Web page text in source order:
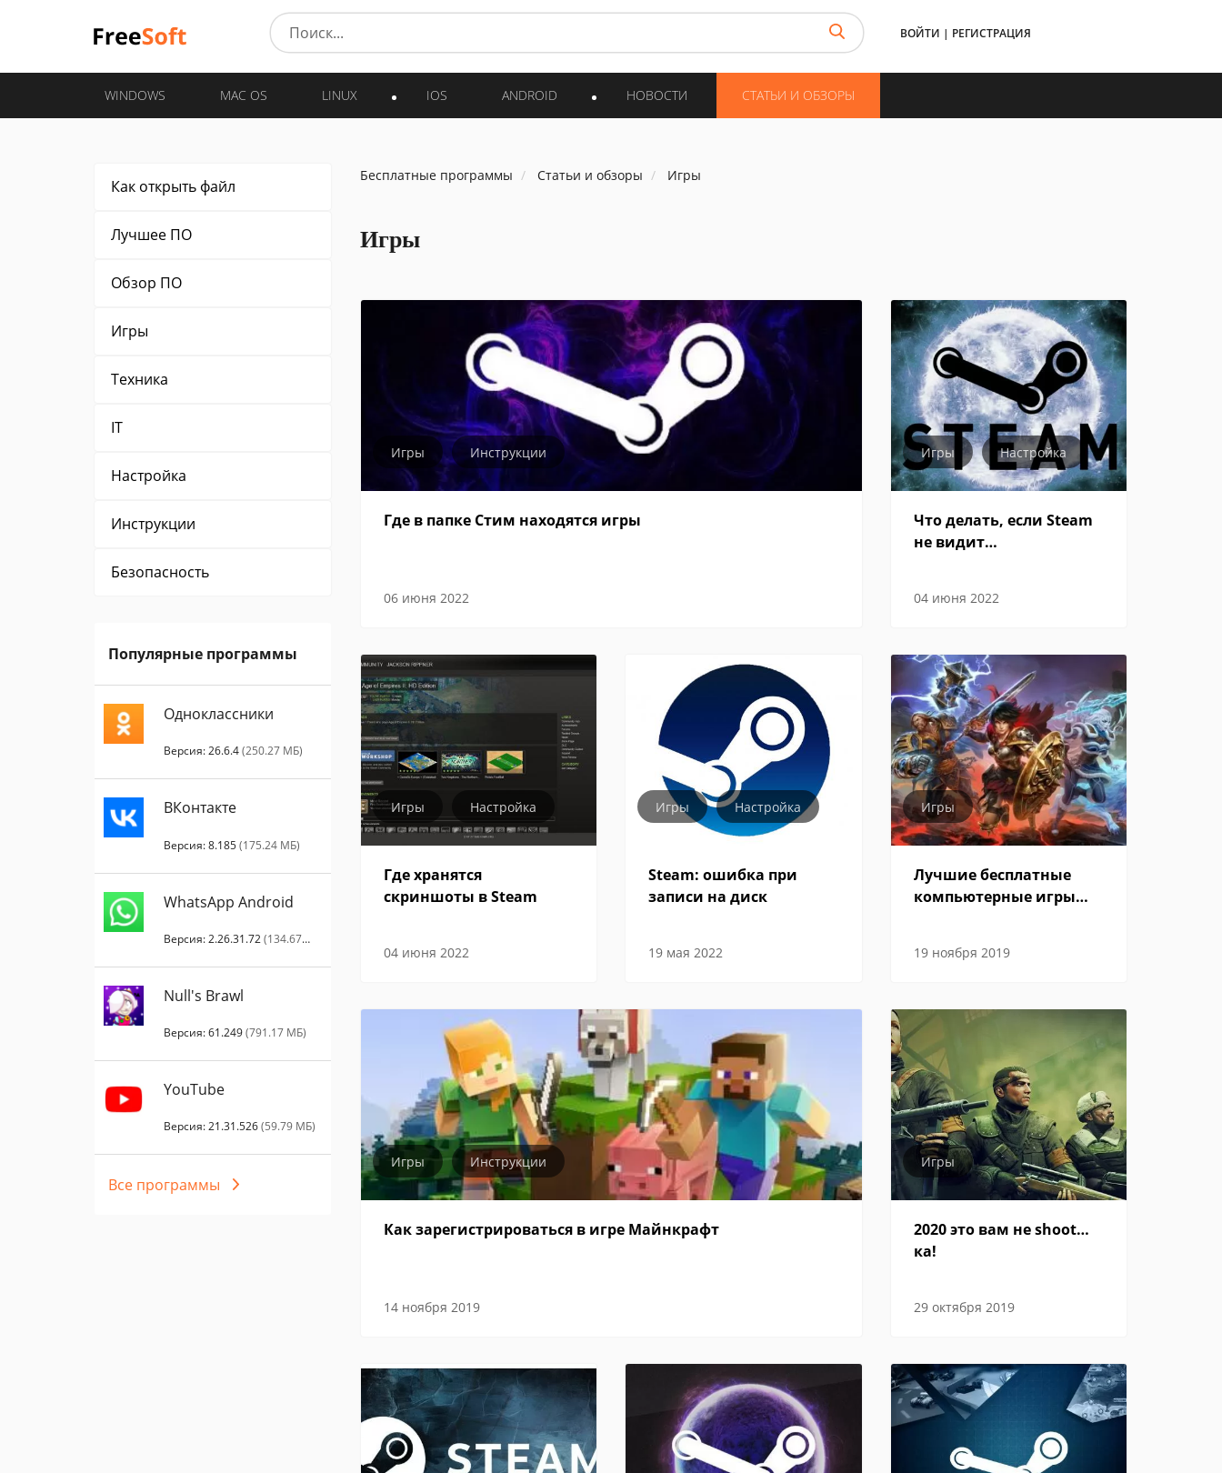
ВОЙТИ | РЕГИСТРАЦИЯ
WINDOWS MAC OS LINUX IOS ANDROID НОВОСТИ СТАТЬИ И ОБЗОРЫ
Как открыть файл
Лучшее ПО
Обзор ПО
Игры
Техника
IT
Настройка
Инструкции
Безопасность
Популярные программы
Одноклассники
Версия: 26.6.4(250.27 МБ)
ВКонтакте
Версия: 8.185(175.24 МБ)
WhatsApp Android
Версия: 2.26.31.72(134.67
Null's Brawl
Версия: 61.249(791.17 МБ)
YouTube
Версия: 21.31.526(59.79 МБ)
Все программы
Бесплатные программы Статьи и обзоры Игры
Игры
Игры Инструкции
Где в папке Стим находятся игры
06 июня 2022
Игры Настройка
Что делать, если Steam
не видит
04 июня 2022
Игры Настройка
Где хранятся
скриншоты в Steam
04 июня 2022
Игры Настройка
Steam: ошибка при
записи на диск
19 мая 2022
Игры
Лучшие бесплатные
компьютерные игры
19 ноября 2019
Игры Инструкции
Как зарегистрироваться в игре Майнкрафт
14 ноября 2019
Игры
2020 это вам не shoot…
ка!
29 октября 2019